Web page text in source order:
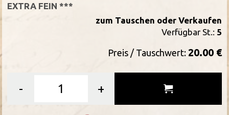
EXTRA FEIN ***
zum Tauschen oder Verkaufen
Verfügbar St.: 5
Preis / Tauschwert: 20.00 €
- +